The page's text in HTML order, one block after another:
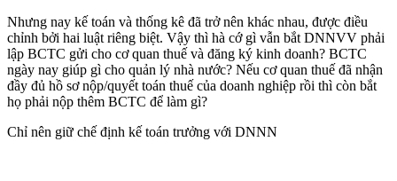
Nhưng nay kế toán và thống kê đã trở nên khác nhau, được điều
chỉnh bởi hai luật riêng biệt. Vậy thì hà cớ gì vẫn bắt DNNVV phải
lập BCTC gửi cho cơ quan thuế và đăng ký kinh doanh? BCTC
ngày nay giúp gì cho quản lý nhà nước? Nếu cơ quan thuế đã nhận
đầy đủ hồ sơ nộp/quyết toán thuế của doanh nghiệp rồi thì còn bắt
họ phải nộp thêm BCTC để làm gì?
Chỉ nên giữ chế định kế toán trưởng với DNNN